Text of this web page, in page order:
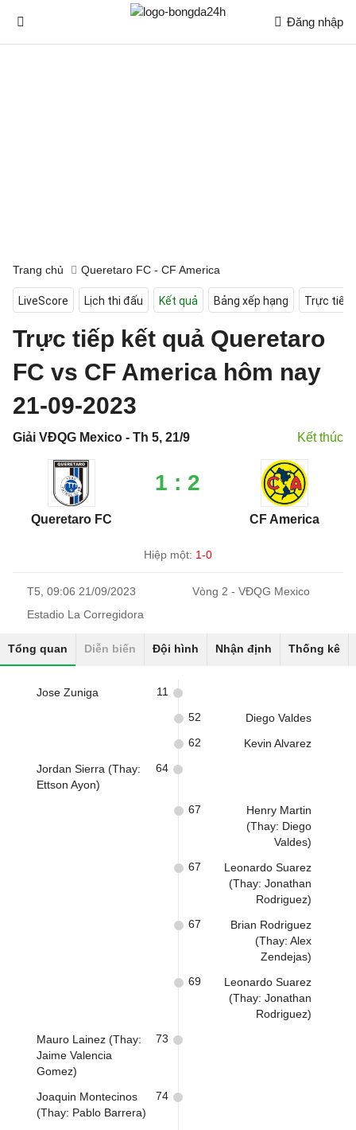
Đăng nhập
Trang chủ Queretaro FC - CF America
LiveScore Lịch thi đấu Kết quả Bảng xếp hạng Trực tiếp
Trực tiếp kết quả Queretaro
FC vs CF America hôm nay
21-09-2023
Giải VĐQG Mexico - Th 5, 21/9 Kết thúc
Queretaro FC
1 : 2
CF America
Hiệp một: 1-0
T5, 09:06 21/09/2023
Vòng 2 - VĐQG Mexico
Estadio La Corregidora
Tổng quan Diễn biến Đội hình Nhận định Thống kê
Jose Zuniga 11
Diego Valdes
52
Kevin Alvarez
62
Jordan Sierra (Thay:
Ettson Ayon)
64
Henry Martin
(Thay: Diego
Valdes)
67
Leonardo Suarez
(Thay: Jonathan
Rodriguez)
67
Brian Rodriguez
(Thay: Alex
Zendejas)
67
Leonardo Suarez
(Thay: Jonathan
Rodriguez)
69
Mauro Lainez (Thay:
Jaime Valencia
Gomez)
73
Joaquin Montecinos
(Thay: Pablo Barrera)
74